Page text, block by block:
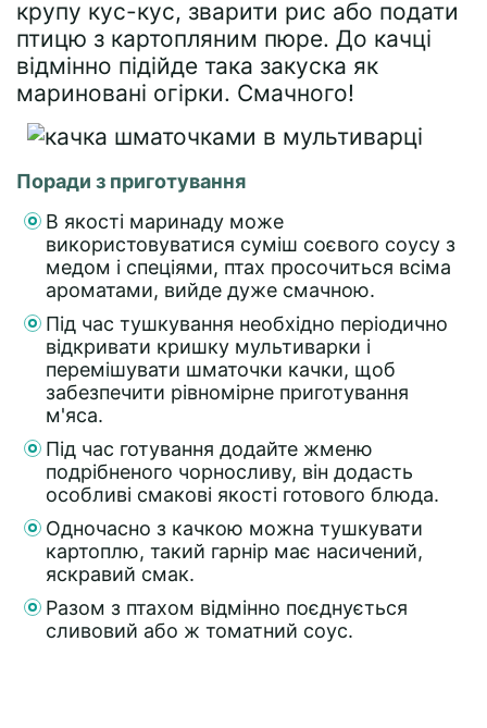
крупу кус-кус, зварити рис або подати
птицю з картопляним пюре. До качці
відмінно підійде така закуска як
мариновані огірки. Смачного!
Поради з приготування
В якості маринаду може
використовуватися суміш соєвого соусу з
медом і спеціями, птах просочиться всіма
ароматами, вийде дуже смачною.
Під час тушкування необхідно періодично
відкривати кришку мультиварки і
перемішувати шматочки качки, щоб
забезпечити рівномірне приготування
м'яса.
Під час готування додайте жменю
подрібненого чорносливу, він додасть
особливі смакові якості готового блюда.
Одночасно з качкою можна тушкувати
картоплю, такий гарнір має насичений,
яскравий смак.
Разом з птахом відмінно поєднується
сливовий або ж томатний соус.